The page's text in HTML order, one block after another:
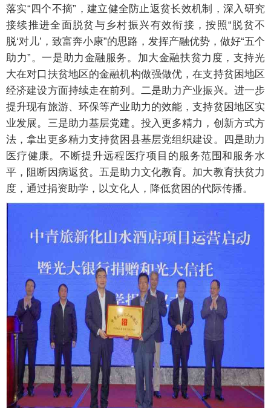
落实“四个不摘”，建立健全防止返贫长效机制，深入研究
接续推进全面脱贫与乡村振兴有效衔接，按照“脱贫不
脱‘对儿’，致富奔小康”的思路，发挥产融优势，做好“五个
助力”。一是助力金融服务。加大金融扶贫力度，支持光
大在对口扶贫地区的金融机构做强做优，在支持贫困地区
经济建设方面持续走在前列。二是助力产业振兴。进一步
提升现有旅游、环保等产业助力的效能，支持贫困地区实
业发展。三是助力基层党建。投入更多精力，创新方式方
法，拿出更多精力支持贫困县基层党组织建设。四是助力
医疗健康。不断提升远程医疗项目的服务范围和服务水
平，阻断因病返贫。五是助力文化教育。加大教育扶贫力
度，通过捐资助学，以文化人，降低贫困的代际传播。